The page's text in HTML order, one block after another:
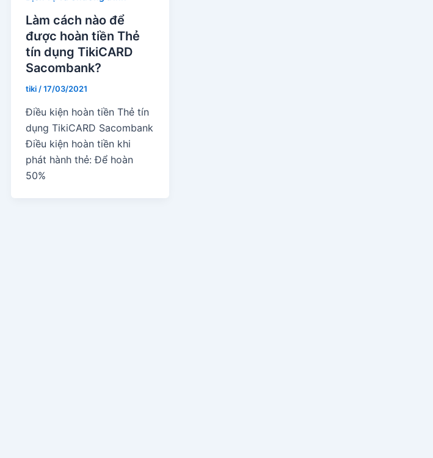
Làm cách nào để
được hoàn tiền Thẻ
tín dụng TikiCARD
Sacombank?
tiki/17/03/2021
Điều kiện hoàn tiền Thẻ tín
dụng TikiCARD Sacombank
Điều kiện hoàn tiền khi
phát hành thẻ: Để hoàn
50%